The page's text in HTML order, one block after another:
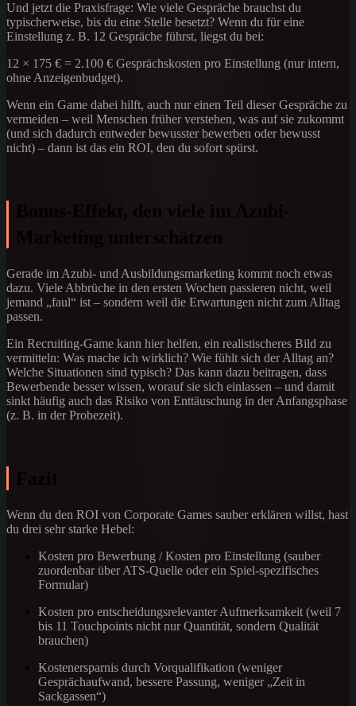
Und jetzt die Praxisfrage: Wie viele Gespräche brauchst du
typischerweise, bis du eine Stelle besetzt? Wenn du für eine
Einstellung z. B. 12 Gespräche führst, liegst du bei:
12 × 175 € = 2.100 € Gesprächskosten pro Einstellung (nur intern,
ohne Anzeigenbudget).
Wenn ein Game dabei hilft, auch nur einen Teil dieser Gespräche zu
vermeiden – weil Menschen früher verstehen, was auf sie zukommt
(und sich dadurch entweder bewusster bewerben oder bewusst
nicht) – dann ist das ein ROI, den du sofort spürst.
Bonus-Effekt, den viele im Azubi-
Marketing unterschätzen
Gerade im Azubi- und Ausbildungsmarketing kommt noch etwas
dazu. Viele Abbrüche in den ersten Wochen passieren nicht, weil
jemand „faul“ ist – sondern weil die Erwartungen nicht zum Alltag
passen.
Ein Recruiting-Game kann hier helfen, ein realistischeres Bild zu
vermitteln: Was mache ich wirklich? Wie fühlt sich der Alltag an?
Welche Situationen sind typisch? Das kann dazu beitragen, dass
Bewerbende besser wissen, worauf sie sich einlassen – und damit
sinkt häufig auch das Risiko von Enttäuschung in der Anfangsphase
(z. B. in der Probezeit).
Wenn du den ROI von Corporate Games sauber erklären willst, hast
du drei sehr starke Hebel:
Kosten pro Bewerbung / Kosten pro Einstellung (sauber
zuordenbar über ATS-Quelle oder ein Spiel-spezifisches
Formular)
Kosten pro entscheidungsrelevanter Aufmerksamkeit (weil 7
bis 11 Touchpoints nicht nur Quantität, sondern Qualität
brauchen)
Kostenersparnis durch Vorqualifikation (weniger
Gesprächaufwand, bessere Passung, weniger „Zeit in
Sackgassen“)